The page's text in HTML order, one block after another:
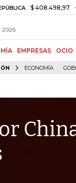
$ 408.498,97 +$
2026
EMPRESAS OCIO
ECONOMÍA